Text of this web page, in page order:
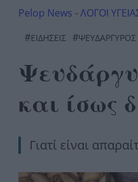
Pelop News -ΛΟΓΟΙ
#ΕΙΔΗΣΕΙΣ #ΨΕΥΔΑΡΓΥΡΟΣ
και ίσως
Γιατί είναι